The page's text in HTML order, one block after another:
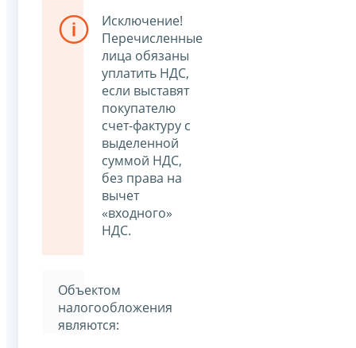
Исключение!
Перечисленные
лица обязаны
уплатить НДС,
если выставят
покупателю
счет-фактуру с
выделенной
суммой НДС,
без права на
вычет
«входного»
НДС.
Объектом
налогообложения
являются: